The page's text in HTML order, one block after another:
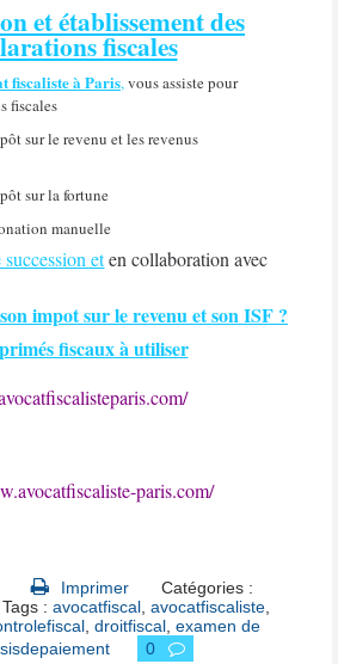
et établissement des
fiscales
fiscaliste à Paris,vous assiste pour
fiscales
sur le revenu et les revenus
sur la fortune
manuelle
eten collaboration avec
impot sur le revenu et son ISF ?
fiscaux à utiliser
paris.com/
Imprimer
Catégories :
Tags :avocatfiscal ,avocatfiscaliste
droitfiscal examen de
0